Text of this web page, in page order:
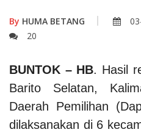
By HUMA BETANG
20
BUNTOK – HB. Hasil
Barito Selatan,
Daerah Pemilihan
dilaksanakan di 6